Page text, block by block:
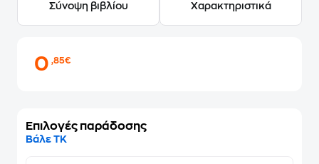
Σύνοψη βιβλίου Χαρακτηριστικά
0,85€
Επιλογές παράδοσης
Βάλε ΤΚ